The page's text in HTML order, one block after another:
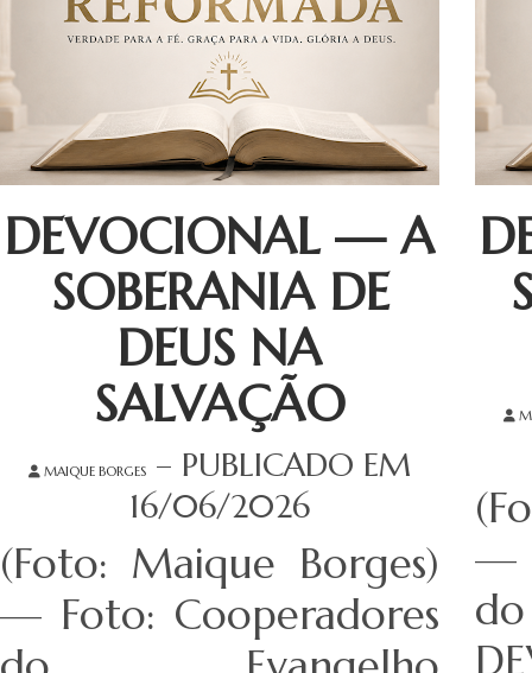
DEVOCIONAL — A
SOBERANIA DE
DEUS NA
SALVAÇÃO
MAIQUE BORGES
– PUBLICADO EM
16/06/2026
(Foto: Maique Borges)
— Foto: Cooperadores
—